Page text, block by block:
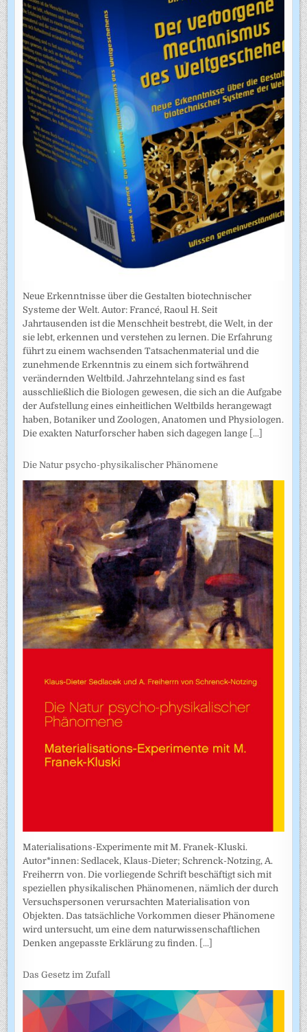
Neue Erkenntnisse über die Gestalten biotechnischer
Systeme der Welt. Autor: Francé, Raoul H. Seit
Jahrtausenden ist die Menschheit bestrebt, die Welt, in der
sie lebt, erkennen und verstehen zu lernen. Die Erfahrung
führt zu einem wachsenden Tatsachenmaterial und die
zunehmende Erkenntnis zu einem sich fortwährend
verändernden Weltbild. Jahrzehntelang sind es fast
ausschließlich die Biologen gewesen, die sich an die Aufgabe
der Aufstellung eines einheitlichen Weltbilds herangewagt
haben, Botaniker und Zoologen, Anatomen und Physiologen.
Die exakten Naturforscher haben sich dagegen lange [...]
Die Natur psycho-physikalischer Phänomene
Materialisations-Experimente mit M. Franek-Kluski.
Autor*innen: Sedlacek, Klaus-Dieter; Schrenck-Notzing, A.
Freiherrn von. Die vorliegende Schrift beschäftigt sich mit
speziellen physikalischen Phänomenen, nämlich der durch
Versuchspersonen verursachten Materialisation von
Objekten. Das tatsächliche Vorkommen dieser Phänomene
wird untersucht, um eine dem naturwissenschaftlichen
Denken angepasste Erklärung zu finden. [...]
Das Gesetz im Zufall